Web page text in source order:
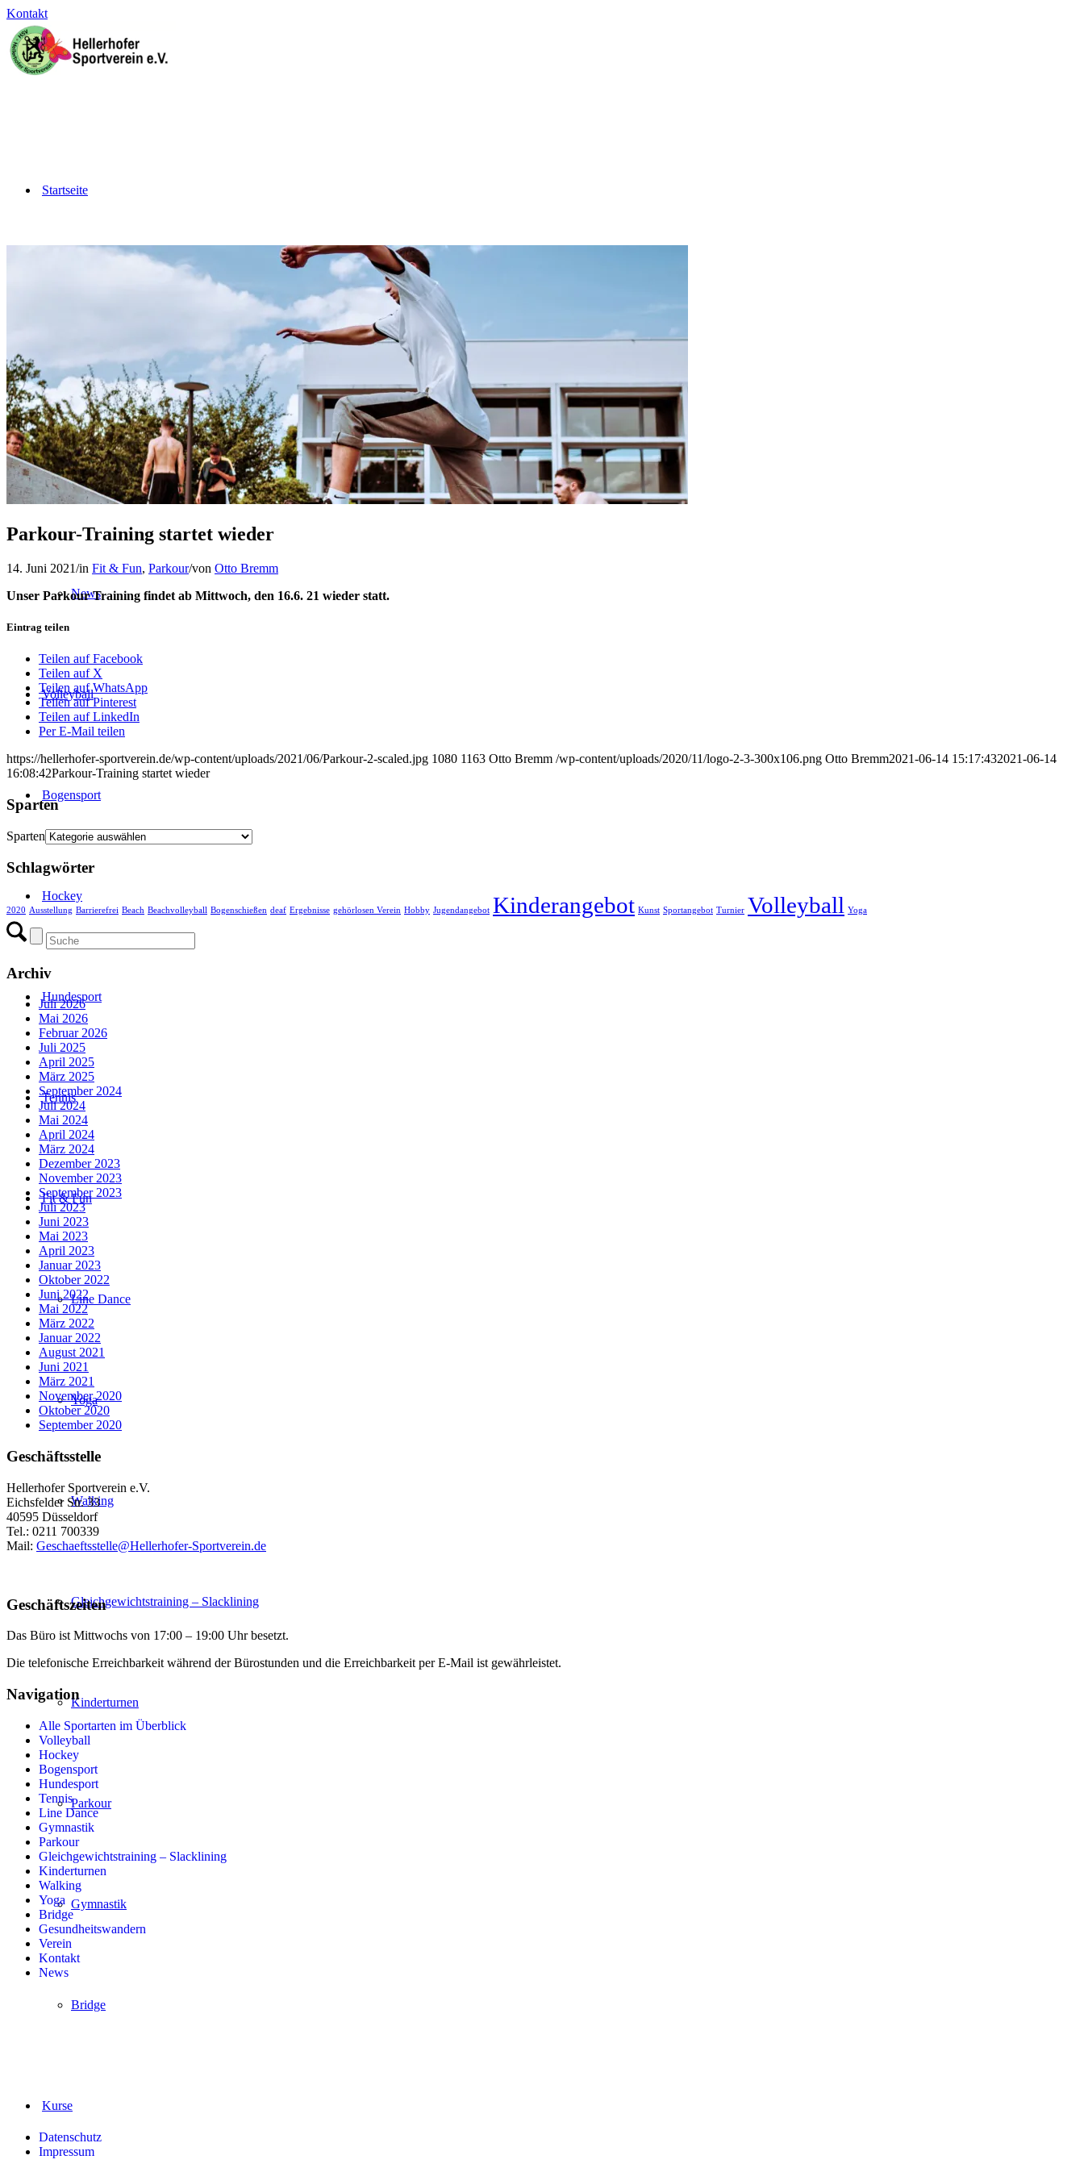
Kontakt
Startseite
Verein
Alle Sportarten im Überblick
News
Volleyball
Bogensport
Hockey
Hundesport
Tennis
Fit & Fun
Line Dance
Yoga
Walking
Gleichgewichtstraining – Slacklining
Kinderturnen
Parkour
Gymnastik
Bridge
Kurse
Parkour-Training startet wieder
14. Juni 2021/in Fit & Fun, Parkour/von Otto Bremm
Unser Parkour Training findet ab Mittwoch, den 16.6. 21 wieder statt.
Eintrag teilen
Teilen auf Facebook
Teilen auf X
Teilen auf WhatsApp
Teilen auf Pinterest
Teilen auf LinkedIn
Per E-Mail teilen
https://hellerhofer-sportverein.de/wp-content/uploads/2021/06/Parkour-2-scaled.jpg 1080 1163 Otto Bremm /wp-content/uploads/2020/11/logo-2-3-300x106.png Otto Bremm2021-06-14 15:17:432021-06-14
16:08:42Parkour-Training startet wieder
Sparten
Sparten
Schlagwörter
2020 Ausstellung Barrierefrei Beach Beachvolleyball Bogenschießen deaf Ergebnisse gehörlosen Verein Hobby Jugendangebot Kinderangebot Kunst Sportangebot Turnier Volleyball Yoga
Archiv
Juli 2026
Mai 2026
Februar 2026
Juli 2025
April 2025
März 2025
September 2024
Juli 2024
Mai 2024
April 2024
März 2024
Dezember 2023
November 2023
September 2023
Juli 2023
Juni 2023
Mai 2023
April 2023
Januar 2023
Oktober 2022
Juni 2022
Mai 2022
März 2022
Januar 2022
August 2021
Juni 2021
März 2021
November 2020
Oktober 2020
September 2020
Geschäftsstelle
Hellerhofer Sportverein e.V.
Eichsfelder Str. 33
40595 Düsseldorf
Tel.: 0211 700339
Mail: Geschaeftsstelle@Hellerhofer-Sportverein.de
Geschäftszeiten
Das Büro ist Mittwochs von 17:00 – 19:00 Uhr besetzt.
Die telefonische Erreichbarkeit während der Bürostunden und die Erreichbarkeit per E-Mail ist gewährleistet.
Navigation
Alle Sportarten im Überblick
Volleyball
Hockey
Bogensport
Hundesport
Tennis
Line Dance
Gymnastik
Parkour
Gleichgewichtstraining – Slacklining
Kinderturnen
Walking
Yoga
Bridge
Gesundheitswandern
Verein
Kontakt
News
Datenschutz
Impressum